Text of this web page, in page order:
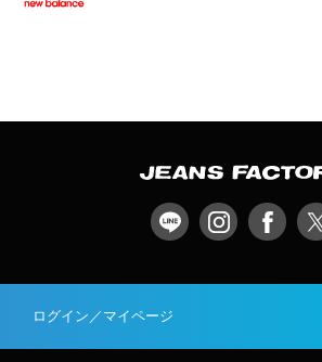
ログイン／マイページ